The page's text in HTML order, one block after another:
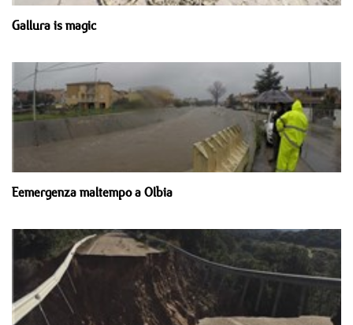
Gallura is magic
Eemergenza maltempo a Olbia